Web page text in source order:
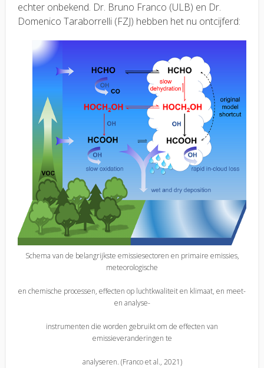
echter onbekend. Dr. Bruno Franco (ULB) en Dr.
Domenico Taraborrelli (FZJ) hebben het nu ontcijferd:
Schema van de belangrijkste emissiesectoren en primaire emissies,
meteorologische
en chemische processen, effecten op luchtkwaliteit en klimaat, en meet-
en analyse-
instrumenten die worden gebruikt om de effecten van
emissieveranderingen te
analyseren. (Franco et al., 2021)